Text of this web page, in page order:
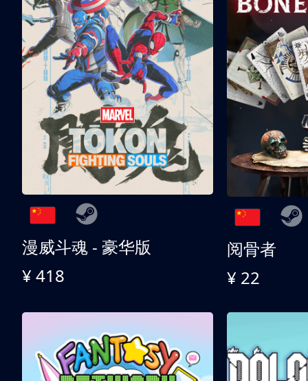
漫威斗魂 - 豪华版
¥ 418
阅骨者
¥ 22